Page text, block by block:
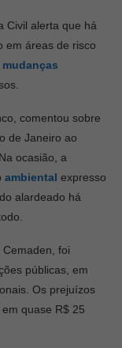
Civil alerta que há
em áreas de risco
mudanças
comentou sobre
de Janeiro ao
ocasião, a
ambiental expresso
alardeado há
foi
públicas, em
Os prejuízos
quase R$ 25